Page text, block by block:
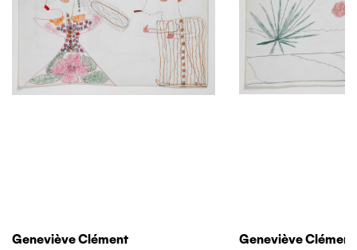
Geneviève Clément
Geneviève Clément